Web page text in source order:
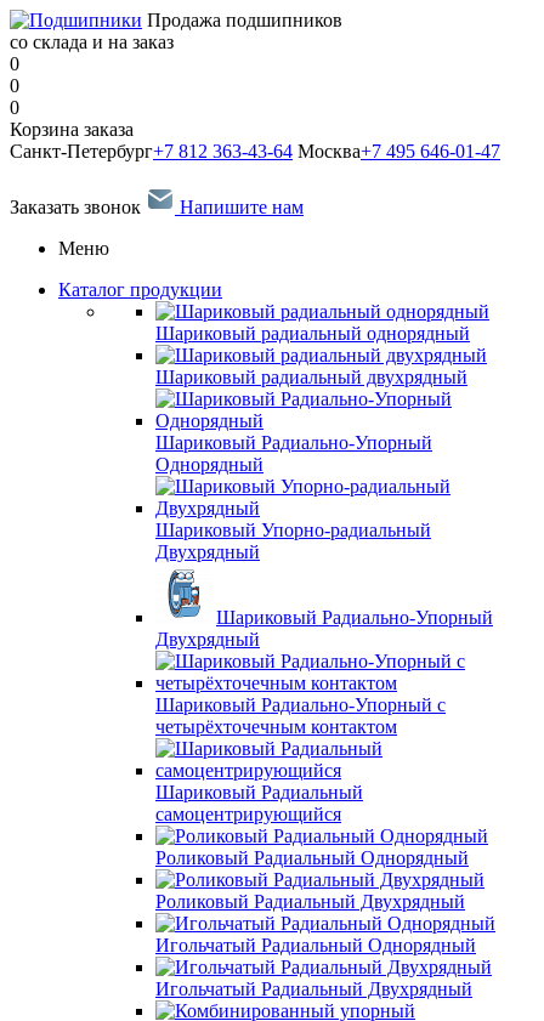
Продажа подшипников
со склада и на заказ
0
0
0
Корзина заказа
Санкт-Петербург+7 812 363-43-64 Москва+7 495 646-01-47
Заказать звонок
Напишите нам
Меню
Каталог продукции
Шариковый радиальный однорядный
Шариковый радиальный двухрядный
Шариковый Радиально-Упорный
Однорядный
Шариковый Упорно-радиальный
Двухрядный
Шариковый Радиально-Упорный
Двухрядный
Шариковый Радиально-Упорный с
четырёхточечным контактом
Шариковый Радиальный
самоцентрирующийся
Роликовый Радиальный Однорядный
Роликовый Радиальный Двухрядный
Игольчатый Радиальный Однорядный
Игольчатый Радиальный Двухрядный